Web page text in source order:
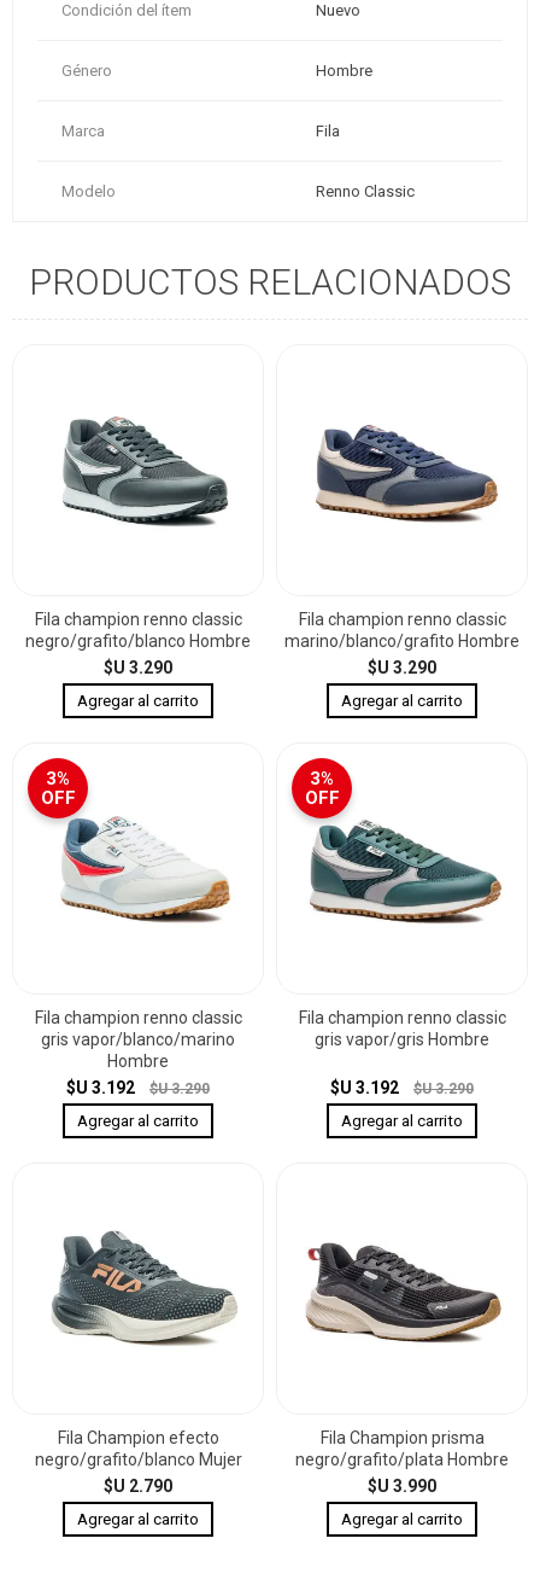
Condición del ítem Nuevo
Género Hombre
Marca Fila
Modelo Renno Classic
PRODUCTOS RELACIONADOS
Fila champion renno classic
negro/grafito/blanco Hombre
$U 3.290
Fila champion renno classic
marino/blanco/grafito Hombre
$U 3.290
3%
OFF
Fila champion renno classic
gris vapor/blanco/marino
Hombre
$U 3.192
$U 3.290
3%
OFF
Fila champion renno classic
gris vapor/gris Hombre
$U 3.192 $U 3.290
Fila Champion efecto
negro/grafito/blanco Mujer
$U 2.790
Fila Champion prisma
negro/grafito/plata Hombre
$U 3.990